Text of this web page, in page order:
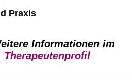
Praxis
Informationen im
Therapeutenprofil